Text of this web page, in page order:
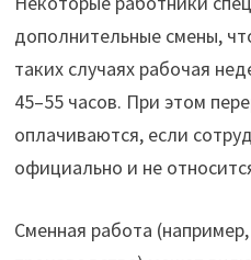
дополнительные смены,
таких случаях рабочая
45–55 часов. При этом
оплачиваются, если
официально и не
Сменная работа